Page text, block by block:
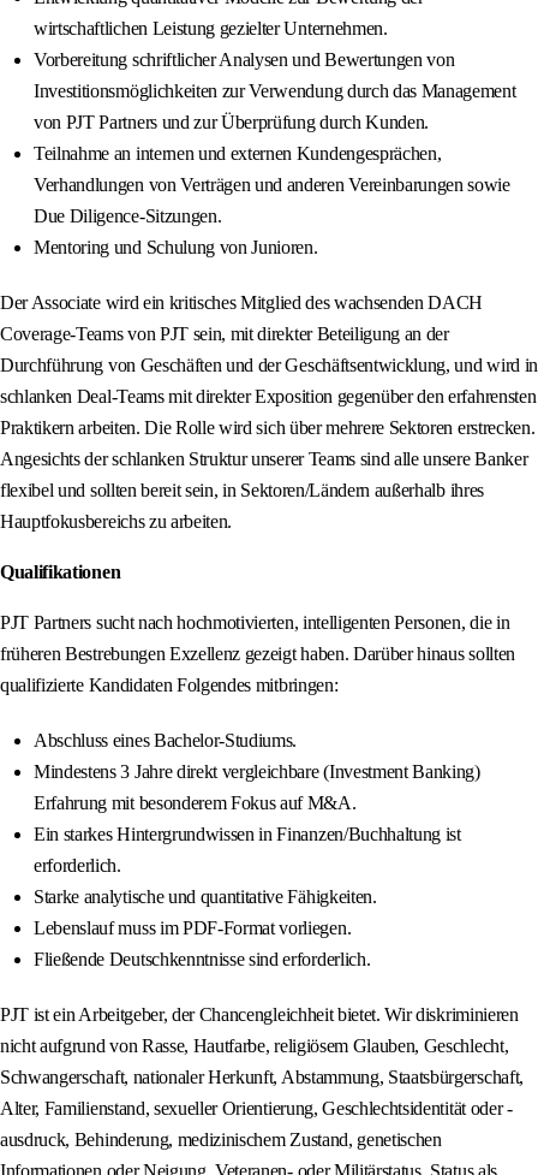
wirtschaftlichen Leistung gezielter Unternehmen.
Vorbereitung schriftlicher Analysen und Bewertungen von
Investitionsmöglichkeiten zur Verwendung durch das Management
von PJT Partners und zur Überprüfung durch Kunden.
Teilnahme an internen und externen Kundengesprächen,
Verhandlungen von Verträgen und anderen Vereinbarungen sowie
Due Diligence-Sitzungen.
Mentoring und Schulung von Junioren.
Der Associate wird ein kritisches Mitglied des wachsenden DACH
Coverage-Teams von PJT sein, mit direkter Beteiligung an der
Durchführung von Geschäften und der Geschäftsentwicklung, und wird in
schlanken Deal-Teams mit direkter Exposition gegenüber den erfahrensten
Praktikern arbeiten. Die Rolle wird sich über mehrere Sektoren erstrecken.
Angesichts der schlanken Struktur unserer Teams sind alle unsere Banker
flexibel und sollten bereit sein, in Sektoren/Ländern außerhalb ihres
Hauptfokusbereichs zu arbeiten.
Qualifikationen
PJT Partners sucht nach hochmotivierten, intelligenten Personen, die in
früheren Bestrebungen Exzellenz gezeigt haben. Darüber hinaus sollten
qualifizierte Kandidaten Folgendes mitbringen:
Abschluss eines Bachelor-Studiums.
Mindestens 3 Jahre direkt vergleichbare (Investment Banking)
Erfahrung mit besonderem Fokus auf M&A.
Ein starkes Hintergrundwissen in Finanzen/Buchhaltung ist
erforderlich.
Starke analytische und quantitative Fähigkeiten.
Lebenslauf muss im PDF-Format vorliegen.
Fließende Deutschkenntnisse sind erforderlich.
PJT ist ein Arbeitgeber, der Chancengleichheit bietet. Wir diskriminieren
nicht aufgrund von Rasse, Hautfarbe, religiösem Glauben, Geschlecht,
Schwangerschaft, nationaler Herkunft, Abstammung, Staatsbürgerschaft,
Alter, Familienstand, sexueller Orientierung, Geschlechtsidentität oder -
ausdruck, Behinderung, medizinischem Zustand, genetischen